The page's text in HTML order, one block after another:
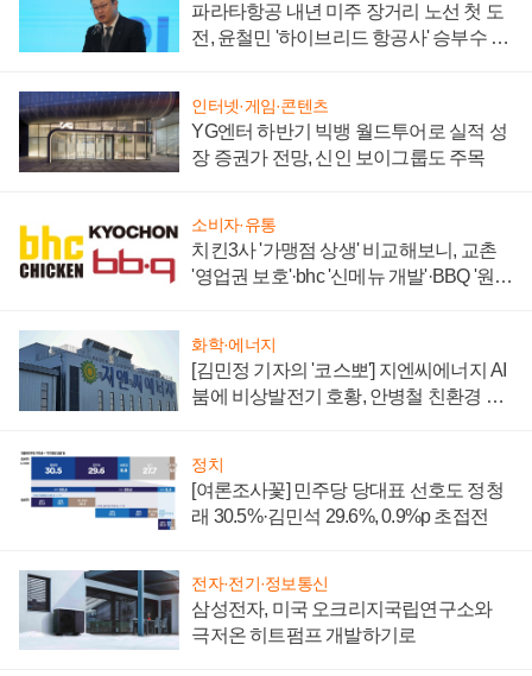
파라타항공 내년 미주 장거리 노선 첫 도
전, 윤철민 '하이브리드 항공사' 승부수 통
인터넷·게임·콘텐츠
YG엔터 하반기 빅뱅 월드투어로 실적 성
장 증권가 전망, 신인 보이그룹도 주목
소비자·유통
치킨3사 '가맹점 상생' 비교해보니, 교촌
'영업권 보호'·bhc '신메뉴 개발'·BBQ '원가
화학·에너지
[김민정 기자의 '코스뽀'] 지엔씨에너지 AI
붐에 비상발전기 호황, 안병철 친환경 에
정치
[여론조사꽃] 민주당 당대표 선호도 정청
래 30.5%·김민석 29.6%, 0.9%p 초접전
전자·전기·정보통신
삼성전자, 미국 오크리지국립연구소와
극저온 히트펌프 개발하기로